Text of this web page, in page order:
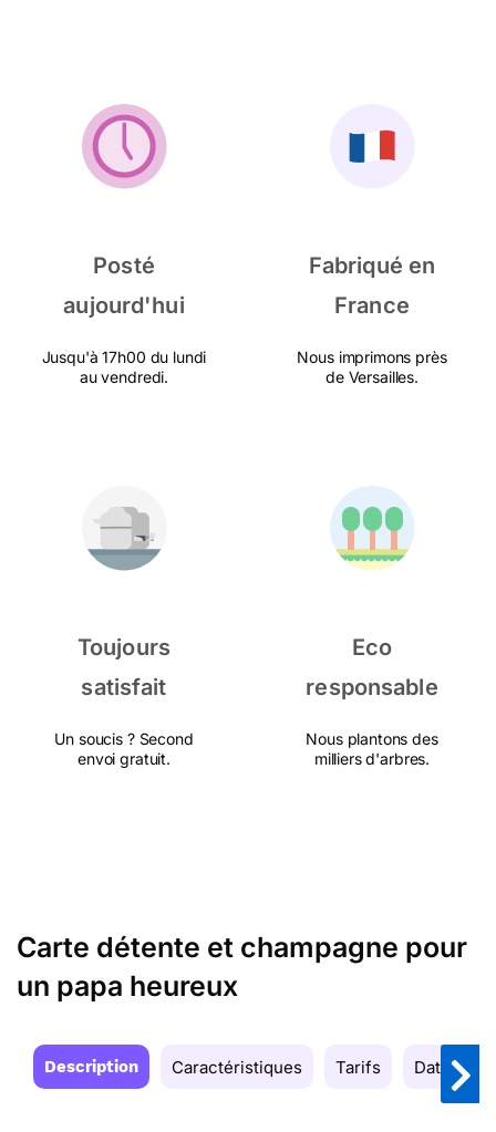
Posté
aujourd'hui
Jusqu'à 17h00 du lundi
au vendredi.
Fabriqué en
France
Nous imprimons près
de Versailles.
Toujours
satisfait
Un soucis ? Second
envoi gratuit.
Eco
responsable
Nous plantons des
milliers d'arbres.
Carte détente et champagne pour
un papa heureux
Description Caractéristiques Tarifs Date de